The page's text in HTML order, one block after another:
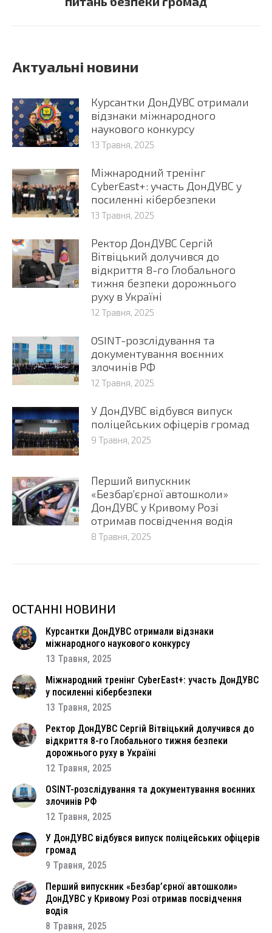
Актуальні новини
Курсантки ДонДУВС отримали
відзнаки міжнародного
наукового конкурсу
13 Травня, 2025
Міжнародний тренінг
CyberEast+: участь ДонДУВС у
посиленні кібербезпеки
13 Травня, 2025
Ректор ДонДУВС Сергій
Вітвіцький долучився до
відкриття 8-го Глобального
тижня безпеки дорожнього
руху в Україні
12 Травня, 2025
OSINT-розслідування та
документування воєнних
злочинів РФ
12 Травня, 2025
У ДонДУВС відбувся випуск
поліцейських офіцерів громад
9 Травня, 2025
Перший випускник
«Безбар’єрної автошколи»
ДонДУВС у Кривому Розі
отримав посвідчення водія
8 Травня, 2025
ОСТАННІ НОВИНИ
Курсантки ДонДУВС отримали відзнаки
міжнародного наукового конкурсу
13 Травня, 2025
Міжнародний тренінг CyberEast+: участь ДонДУВС
у посиленні кібербезпеки
13 Травня, 2025
Ректор ДонДУВС Сергій Вітвіцький долучився до
відкриття 8-го Глобального тижня безпеки
дорожнього руху в Україні
12 Травня, 2025
OSINT-розслідування та документування воєнних
злочинів РФ
12 Травня, 2025
У ДонДУВС відбувся випуск поліцейських офіцерів
громад
9 Травня, 2025
Перший випускник «Безбар’єрної автошколи»
ДонДУВС у Кривому Розі отримав посвідчення
водія
8 Травня, 2025